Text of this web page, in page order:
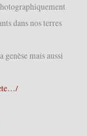
dans nos terres
mais aussi